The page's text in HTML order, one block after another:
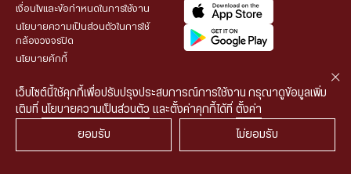
เงื่อนไขและข้อกำหนดในการใช้งาน
นโยบายความเป็นส่วนตัวในการใช้
กล้องวงจรปิด
นโยบายคุ้กกี้
© 2026 HUA SENG HENG CO.,LTD. All rights reserved.| Web::*
เว็บไซต์นี้ใช้คุกกี้เพื่อปรับปรุงประสบการณ์การใช้งาน กรุณาดูข้อมูลเพิ่ม
เติมที่ นโยบายความเป็นส่วนตัว และตั้งค่าคุกกี้ได้ที่ ตั้งค่า
ไม่ยอมรับ
ยอมรับ